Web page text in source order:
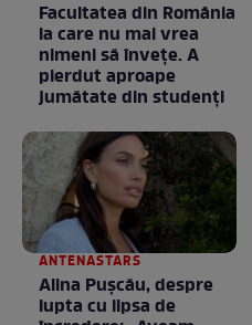
Facultatea din România
la care nu mai vrea
nimeni să înveţe. A
pierdut aproape
jumătate din studenţi
ANTENASTARS
Alina Pușcău, despre
lupta cu lipsa de